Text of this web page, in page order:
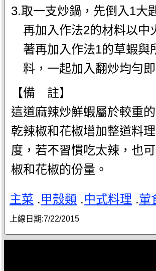
3.取一支炒鍋，先倒入1大
再加入作法2的材料以中
著再加入作法1的草蝦與
料，一起加入翻炒均勻即
【備 註】
這道麻辣炒鮮蝦屬於較重
乾辣椒和花椒增加整道料
度，若不習慣吃太辣，也
椒和花椒的份量。
主菜 .甲殼類 .中式料理 .葷
上線日期:7/22/2015